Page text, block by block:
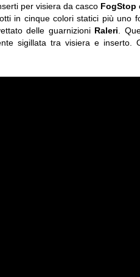
per visiera da casco FogStop
in cinque colori statici più uno
delle guarnizioni Raleri .
sigillata tra visiera e